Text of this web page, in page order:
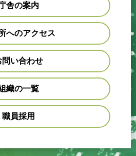
舎の案内
へのアクセス
問い合わせ
織の一覧
職員採用